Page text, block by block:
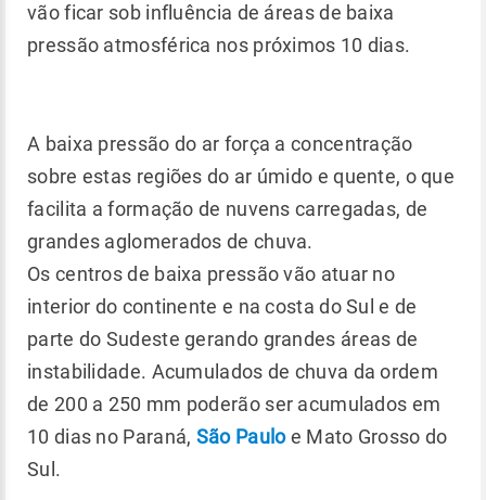
vão ficar sob influência de áreas de baixa
pressão atmosférica nos próximos 10 dias.
A baixa pressão do ar força a concentração
sobre estas regiões do ar úmido e quente, o que
facilita a formação de nuvens carregadas, de
grandes aglomerados de chuva.
Os centros de baixa pressão vão atuar no
interior do continente e na costa do Sul e de
parte do Sudeste gerando grandes áreas de
instabilidade. Acumulados de chuva da ordem
de 200 a 250 mm poderão ser acumulados em
10 dias no Paraná, São Pauloe Mato Grosso do
Sul.